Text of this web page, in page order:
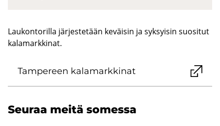
Laukontorilla järjestetään keväisin ja syksyisin suositut
kalamarkkinat.
Tam­pe­reen ka­la­mark­ki­nat
Seu­raa meitä so­mes­sa